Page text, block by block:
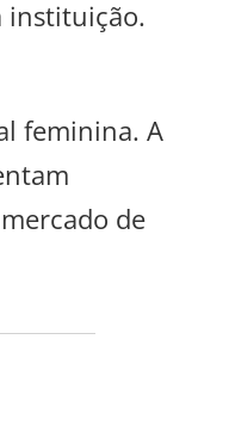
instituição.
feminina. A
de